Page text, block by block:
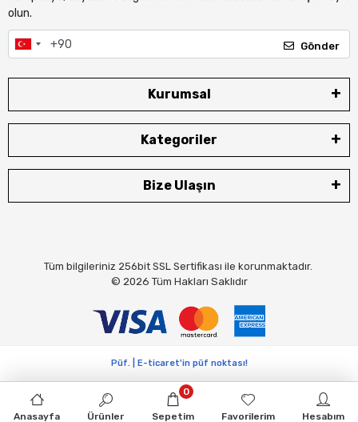
olun.
Gönder
Kurumsal
Kategoriler
Bize Ulaşın
Tüm bilgileriniz 256bit SSL Sertifikası ile korunmaktadır.
© 2026 Tüm Hakları Saklıdır
Anasayfa Ürünler Sepetim
0
Favorilerim Hesabım
Püf. | E-ticaret'in püf noktası!